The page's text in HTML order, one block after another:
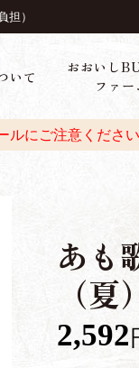
担）
いて
おおいし
ファー
ルにご注意ください
あも
（夏）
2,592